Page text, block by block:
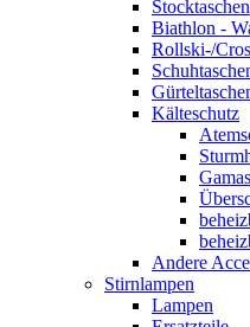
Stocktaschen
Biathlon -
Rollski-/
Kälteschutz
Andere
Stirnlampen
Lampen